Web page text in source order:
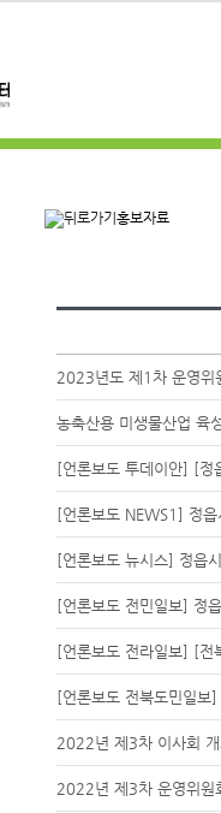
홍보자료
2023년도 제1차 운영위
농축산용 미생물산업 육
[언론보도 투데이안] [정
[언론보도 NEWS1] 정
[언론보도 뉴시스] 정읍
[언론보도 전민일보] 정
[언론보도 전라일보] [전
[언론보도 전북도민일보
2022년 제3차 이사회
2022년 제3차 운영위원